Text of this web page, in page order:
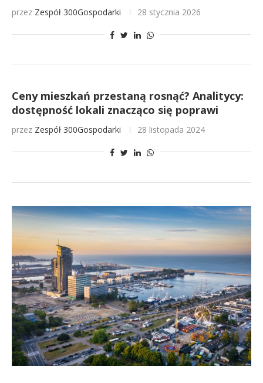
przez Zespół 300Gospodarki 28 stycznia 2026
Ceny mieszkań przestaną rosnąć? Analitycy:
dostępność lokali znacząco się poprawi
przez Zespół 300Gospodarki 28 listopada 2024